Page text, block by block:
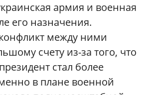
армия и военная
его назначения.
между ними
счету из-за того, что
стал более
в плане военной